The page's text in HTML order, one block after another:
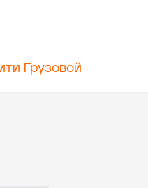
Грузовой